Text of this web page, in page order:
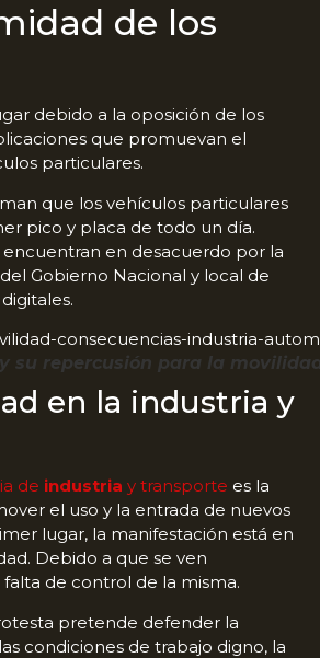
de los
debido a la oposición de los
que promuevan el
particulares.
que los vehículos particulares
pico y placa de todo un día.
en desacuerdo por la
Gobierno Nacional y local de
su repercusión para la
en la industria y
de industria y transporte es la
el uso y la entrada de nuevos
lugar, la manifestación está en
Debido a que se ven
de control de la misma.
pretende defender la
condiciones de trabajo digno, la